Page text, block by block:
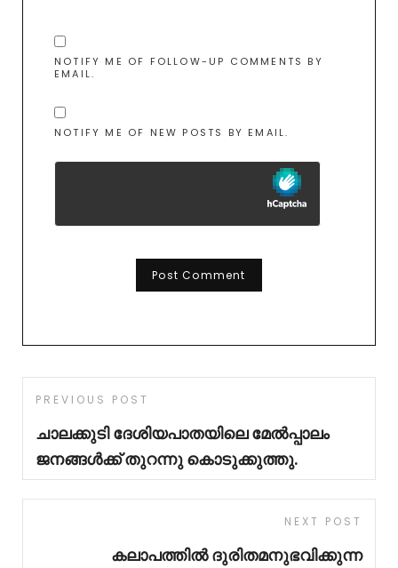
NOTIFY ME OF FOLLOW-UP COMMENTS BY
EMAIL.
NOTIFY ME OF NEW POSTS BY EMAIL.
PREVIOUS POST
ചാലക്കുടി ദേശിയപാതയിലെ മേൽപ്പാലം
ജനങ്ങൾക്ക് തുറന്നു കൊടുക്കുത്തു.
NEXT POST
കലാപത്തിൽ ദുരിതമനുഭവിക്കുന്ന